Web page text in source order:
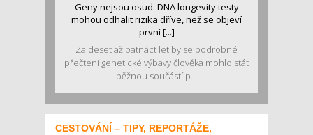
Geny nejsou osud. DNA longevity testy
mohou odhalit rizika dříve, než se objeví
první [...]
Za deset až patnáct let by se podrobné
přečtení genetické výbavy člověka mohlo stát
běžnou součástí p...
CESTOVÁNÍ – TIPY, REPORTÁŽE,